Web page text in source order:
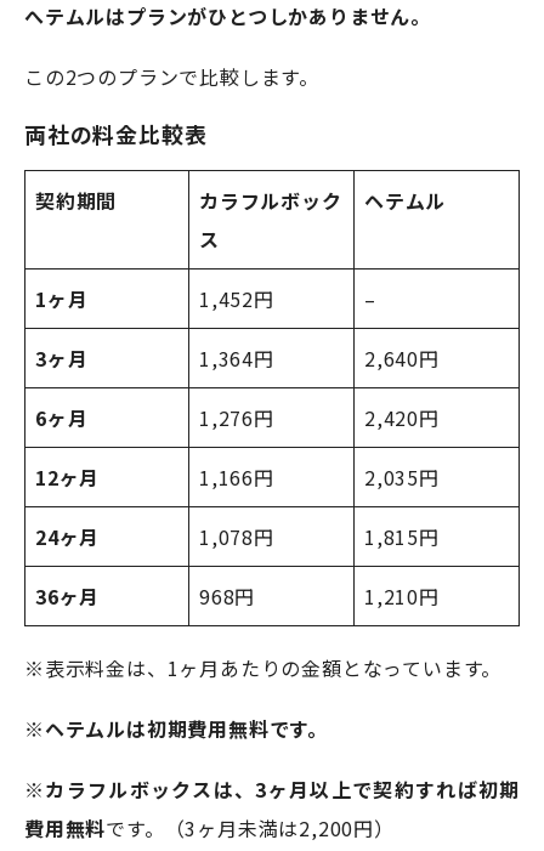
へテムルはプランがひとつしかありません。
この2つのプランで比較します。
両社の料金比較表
契約期間
カラフルボック
ス
ヘテムル
1ヶ月 1,452円 –
3ヶ月 1,364円 2,640円
6ヶ月 1,276円 2,420円
12ヶ月 1,166円 2,035円
24ヶ月 1,078円 1,815円
36ヶ月 968円 1,210円
※表示料金は、1ヶ月あたりの金額となっています。
※ヘテムルは初期費用無料です。
※カラフルボックスは、3ヶ月以上で契約すれば初期
費用無料です。（3ヶ月未満は2,200円）